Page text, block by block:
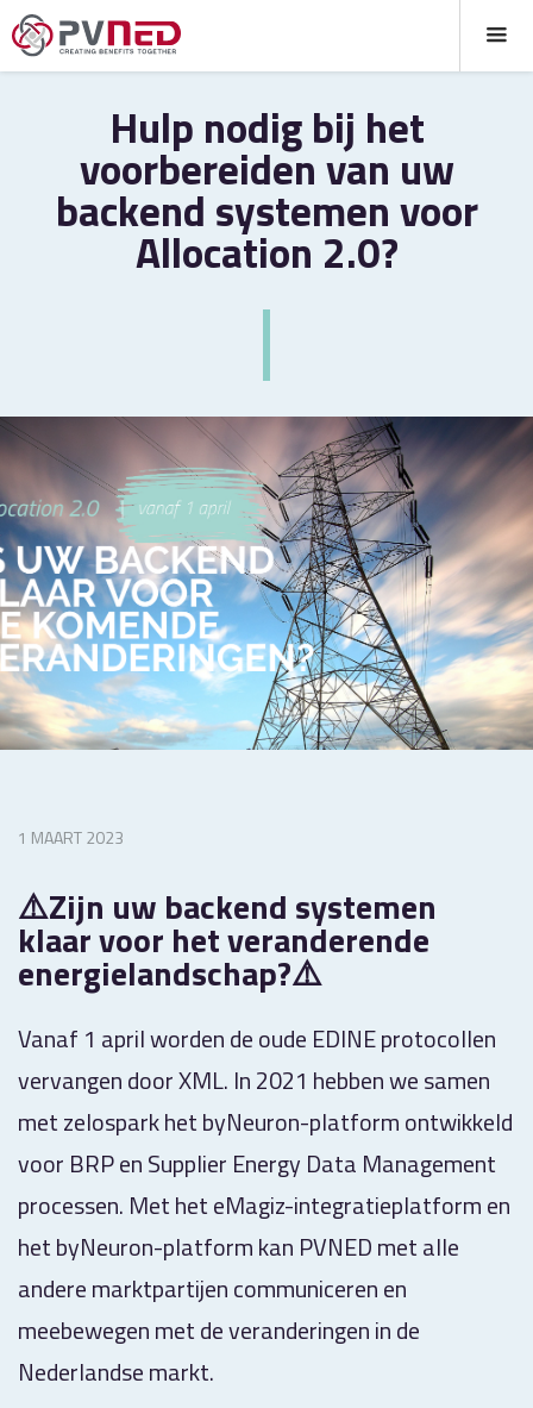
Hulp nodig bij het
voorbereiden van uw
backend systemen voor
Allocation 2.0?
1 MAART 2023
⚠️Zijn uw backend systemen
klaar voor het veranderende
energielandschap?⚠️
Vanaf 1 april worden de oude EDINE protocollen
vervangen door XML. In 2021 hebben we samen
met zelospark het byNeuron-platform ontwikkeld
voor BRP en Supplier Energy Data Management
processen. Met het eMagiz-integratieplatform en
het byNeuron-platform kan PVNED met alle
andere marktpartijen communiceren en
meebewegen met de veranderingen in de
Nederlandse markt.